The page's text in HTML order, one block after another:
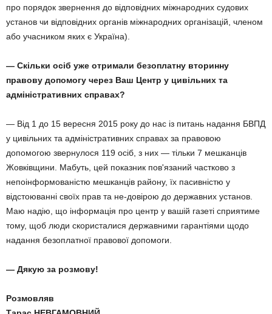
про порядок звернення до відповідних міжнародних судових
установ чи відповідних органів міжнародних організацій, членом
або учасником яких є Україна).
— Скільки осіб уже отримали безоплатну вторинну
правову допомогу через Ваш Центр у цивільних та
адміністративних справах?
— Від 1 до 15 вересня 2015 року до нас із питань надання БВПД
у цивільних та адміністративних справах за правовою
допомогою звернулося 119 осіб, з них — тільки 7 мешканців
Жовківщини. Мабуть, цей показник пов'язаний частково з
непоінформованістю мешканців району, їх пасивністю у
відстоюванні своїх прав та не-довірою до державних установ.
Маю надію, що інформація про центр у вашій газеті сприятиме
тому, щоб люди скористалися державними гарантіями щодо
надання безоплатної правової допомоги.
— Дякую за розмову!
Розмовляв